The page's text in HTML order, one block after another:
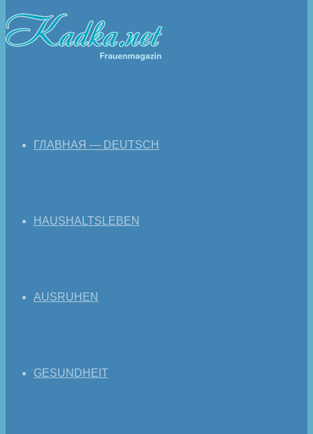
ГЛАВНАЯ — DEUTSCH
HAUSHALTSLEBEN
AUSRUHEN
GESUNDHEIT